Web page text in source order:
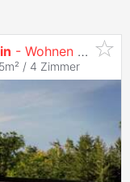
- Wohnen mit Ausblick
/ 4 Zimmer